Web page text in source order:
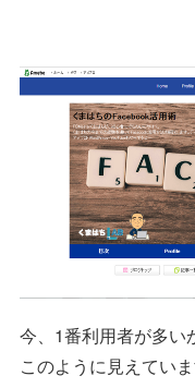
今、1番利用者が多い
このように見えていま